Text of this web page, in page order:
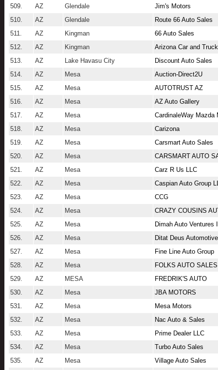
509.
AZ Glendale
Jim's Motors
510.
AZ Glendale
Route 66 Auto Sales
511.
AZ Kingman
66 Auto Sales
512.
AZ Kingman
Arizona Car and
513.
AZ Lake Havasu City
Discount Auto Sales
514.
AZ Mesa
Auction-Direct2U
515.
AZ Mesa
AUTOTRUST AZ
516.
AZ Mesa
AZ Auto Gallery
517.
AZ Mesa
CardinaleWay Mazda
518.
AZ Mesa
Carizona
519.
AZ Mesa
Carsmart Auto Sales
520.
AZ Mesa
CARSMART AUTO
521.
AZ Mesa
Carz R Us LLC
522.
AZ Mesa
Caspian Auto Group
523.
AZ Mesa
CCG
524.
AZ Mesa
CRAZY COUSINS
525.
AZ Mesa
Dimah Auto Ventures
526.
AZ Mesa
Ditat Deus
527.
AZ Mesa
Fine Line Auto Group
528.
AZ Mesa
FOLKS AUTO SALES
529.
AZ MESA
FREDRIK'S AUTO
530.
AZ Mesa
JBA MOTORS
531.
AZ Mesa
Mesa Motors
532.
AZ Mesa
Nac Auto & Sales
533.
AZ Mesa
Prime Dealer LLC
534.
AZ Mesa
Turbo Auto Sales
535.
AZ Mesa
Village Auto Sales